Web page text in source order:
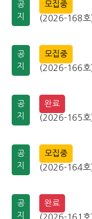
공
지
모집중
(2026-168호)
공
지
모집중
(2026-166호
공
지
완료
(2026-165호)
공
지
모집중
(2026-164호
공
지
완료
(2026-161호